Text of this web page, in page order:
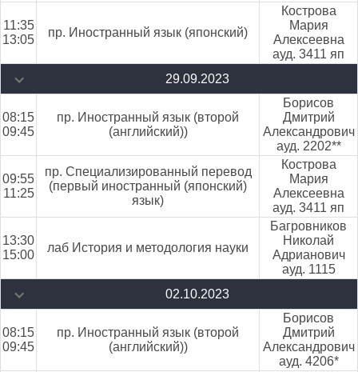
11:35
13:05
пр. Иностранный язык (японский)
Кострова
Мария
Алексеевна
ауд. 3411 яп
29.09.2023
08:15
09:45
пр. Иностранный язык (второй
(английский))
Борисов
Дмитрий
Александрович
ауд. 2202**
09:55
11:25
пр. Специализированный перевод
(первый иностранный (японский)
язык)
Кострова
Мария
Алексеевна
ауд. 3411 яп
13:30
15:00
лаб История и методология науки
Багровников
Николай
Адрианович
ауд. 1115
02.10.2023
08:15
09:45
пр. Иностранный язык (второй
(английский))
Борисов
Дмитрий
Александрович
ауд. 4206*